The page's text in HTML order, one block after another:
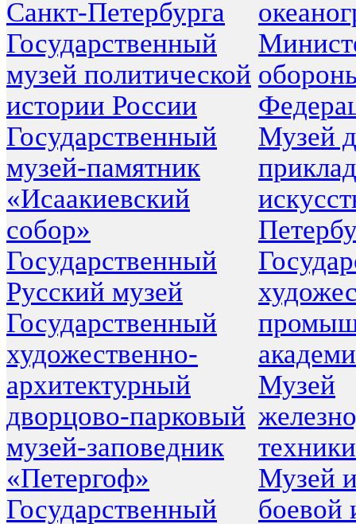
Санкт-Петербурга
Государственный
музей политической
истории России
Государственный
музей-памятник
«Исаакиевский
собор»
Государственный
Русский музей
Государственный
художественно-
архитектурный
дворцово-парковый
музей-заповедник
«Петергоф»
Государственный
Музей
Музей
техники
Музей
боевой